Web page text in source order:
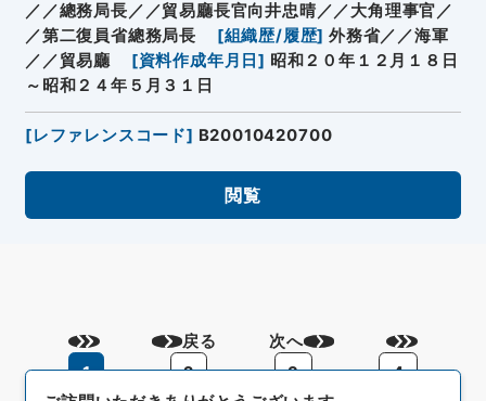
／／總務局長／／貿易廳長官向井忠晴／／大角理事官／
／第二復員省總務局長
[組織歴/履歴] 外務省／／海軍
／／貿易廳
[資料作成年月日] 昭和２０年１２月１８日
～昭和２４年５月３１日
[レファレンスコード] B20010420700
閲覧
戻る
1
2 3 4
次へ